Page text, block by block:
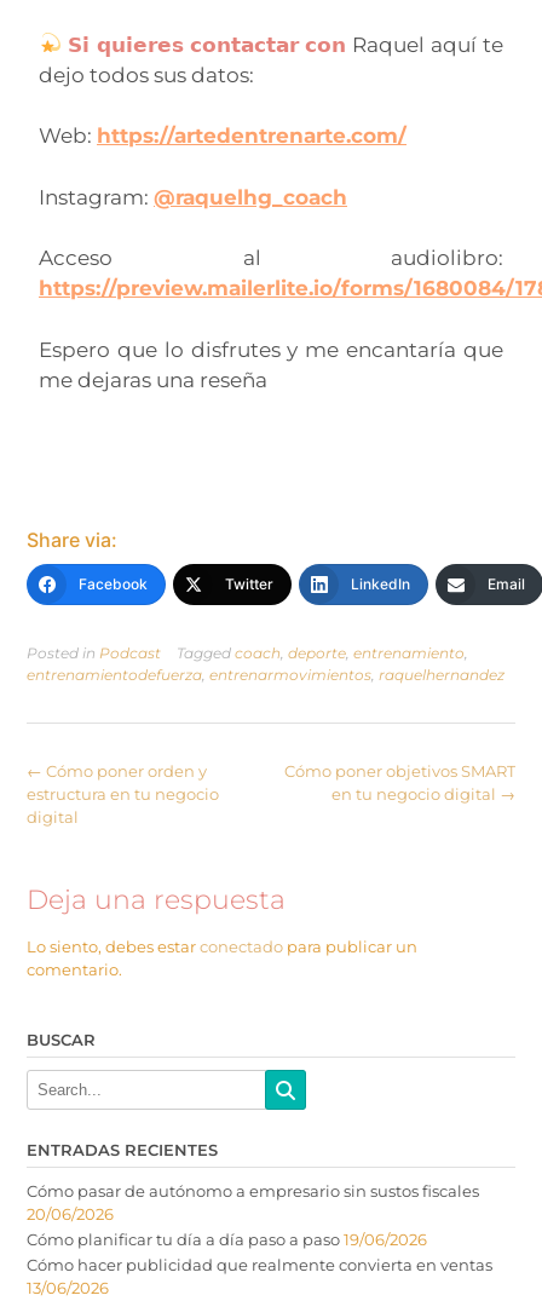
𝗦𝗶 𝗾𝘂𝗶𝗲𝗿𝗲𝘀 𝗰𝗼𝗻𝘁𝗮𝗰𝘁𝗮𝗿 𝗰𝗼𝗻 Raquel aquí te
dejo todos sus datos:
Web: https://artedentrenarte.com/
Instagram: @raquelhg_coach
Acceso al audiolibro:
https://preview.mailerlite.io/forms/1680084/
Espero que lo disfrutes y me encantaría que
me dejaras una reseña
Share via:
Facebook Twitter LinkedIn Email
Posted in Podcast Tagged coach deporte entrenamiento
entrenamientodefuerza entrenarmovimientos raquelhernandez
← Cómo poner orden y
estructura en tu negocio
digital
Cómo poner objetivos SMART
en tu negocio digital →
Deja una respuesta
Lo siento, debes estarconectado para publicar un
comentario.
BUSCAR
ENTRADAS RECIENTES
Cómo pasar de autónomo a empresario sin sustos fiscales
20/06/2026
Cómo planificar tu día a día paso a paso19/06/2026
Cómo hacer publicidad que realmente convierta en ventas
13/06/2026